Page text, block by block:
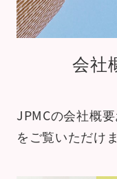
会社
JPMCの会社概
をご覧いただけま